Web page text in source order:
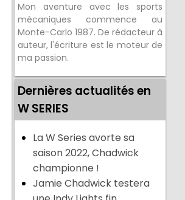
Mon aventure avec les sports
mécaniques commence au
Monte-Carlo 1987. De rédacteur à
auteur, l'écriture est le moteur de
ma passion.
Dernières actualités en
W SERIES
La W Series avorte sa
saison 2022, Chadwick
championne !
Jamie Chadwick testera